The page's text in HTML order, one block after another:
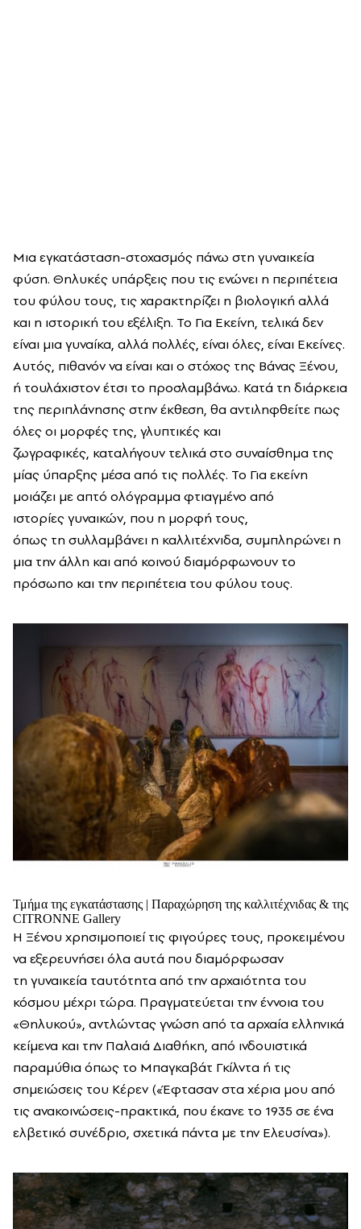
Μια εγκατάσταση-στοχασμός πάνω στη γυναικεία
φύση. Θηλυκές υπάρξεις που τις ενώνει η περιπέτεια
του φύλου τους, τις χαρακτηρίζει η βιολογική αλλά
και η ιστορική του εξέλιξη. Το Για Εκείνη, τελικά δεν
είναι μια γυναίκα, αλλά πολλές, είναι όλες, είναι Εκείνες.
Αυτός, πιθανόν να είναι και ο στόχος της Βάνας Ξένου,
ή τουλάχιστον έτσι το προσλαμβάνω. Κατά τη διάρκεια
της περιπλάνησης στην έκθεση, θα αντιληφθείτε πως
όλες οι μορφές της, γλυπτικές και
ζωγραφικές, καταλήγουν τελικά στο συναίσθημα της
μίας ύπαρξης μέσα από τις πολλές. Το Για εκείνη
μοιάζει με απτό ολόγραμμα φτιαγμένο από
ιστορίες γυναικών, που η μορφή τους,
όπως τη συλλαμβάνει η καλλιτέχνιδα, συμπληρώνει η
μια την άλλη και από κοινού διαμόρφωνουν το
πρόσωπο και την περιπέτεια του φύλου τους.
Τμήμα της εγκατάστασης | Παραχώρηση της καλλιτέχνιδας & της
CITRONNE Gallery
Η Ξένου χρησιμοποιεί τις φιγούρες τους, προκειμένου
να εξερευνήσει όλα αυτά που διαμόρφωσαν
τη γυναικεία ταυτότητα από την αρχαιότητα του
κόσμου μέχρι τώρα. Πραγματεύεται την έννοια του
«Θηλυκού», αντλώντας γνώση από τα αρχαία ελληνικά
κείμενα και την Παλαιά Διαθήκη, από ινδουιστικά
παραμύθια όπως το Μπαγκαβάτ Γκίλντα ή τις
σημειώσεις του Κέρεν («Έφτασαν στα χέρια μου από
τις ανακοινώσεις-πρακτικά, που έκανε το 1935 σε ένα
ελβετικό συνέδριο, σχετικά πάντα με την Ελευσίνα»).